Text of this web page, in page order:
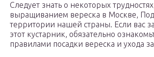
Следует знать о некоторых
выращиванием вереска в Москве,
территории нашей страны. Если вас
этот кустарник, обязательно
правилами посадки вереска и ухода